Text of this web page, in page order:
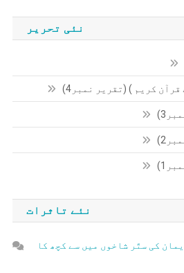
نئی تحریر
کریم ) (تقریر نمبر4)
نئے تاثرات
کی ستّر شاخوں میں سے کچھ کا